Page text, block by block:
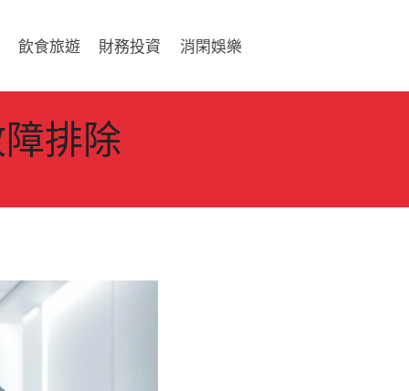
飲食旅遊 財務投資 消閑娛樂
排除